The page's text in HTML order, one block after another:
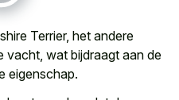
Terrier, het andere
vacht, wat bijdraagt aan de
eigenschap.